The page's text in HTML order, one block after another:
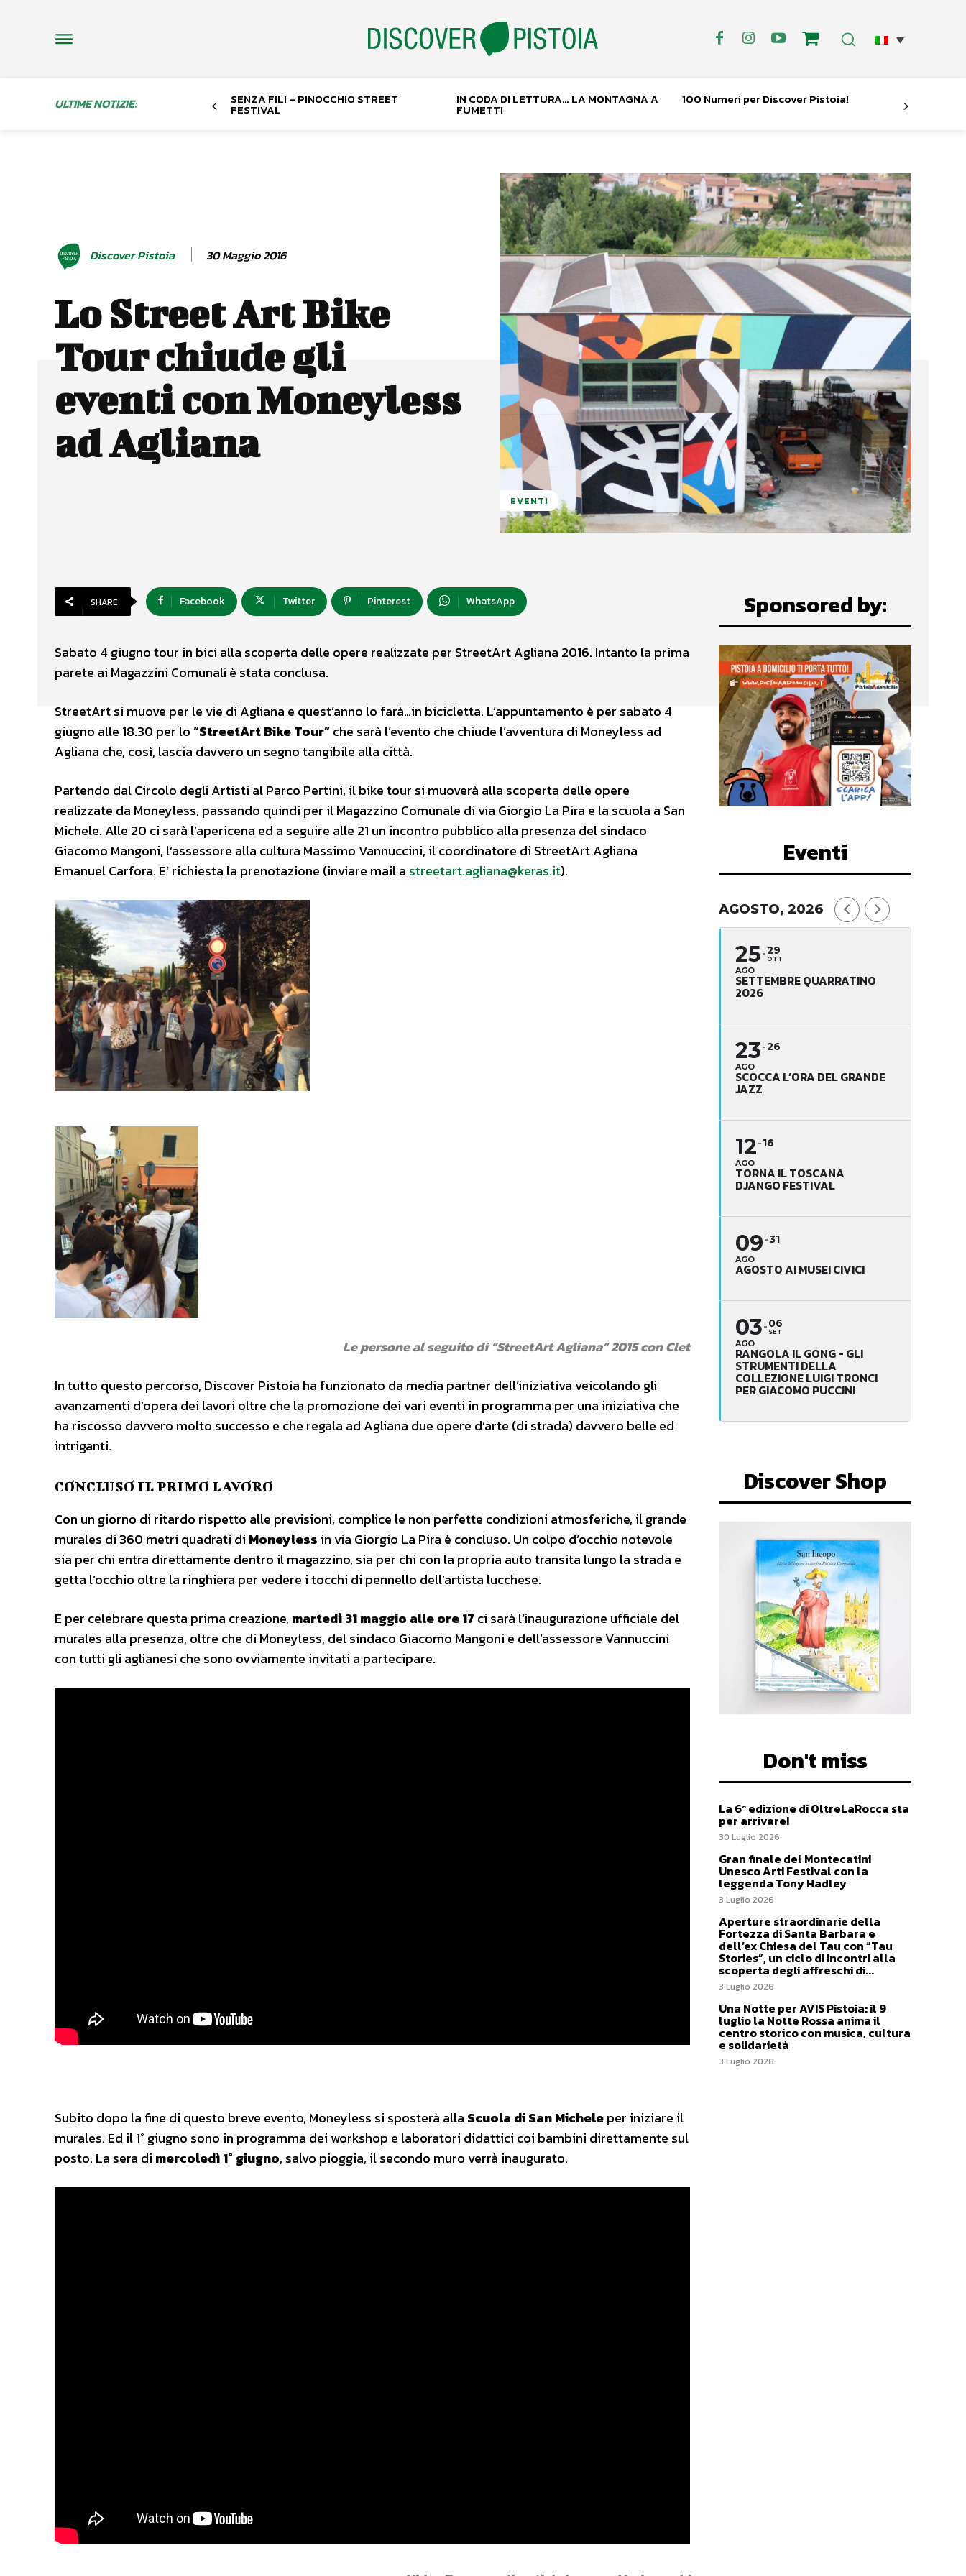
ULTIME NOTIZIE: SENZA FILI – PINOCCHIO STREET
FESTIVAL
IN CODA DI LETTURA… LA MONTAGNA A
FUMETTI
100 Numeri per Discover Pistoia!
Discover Pistoia 30 Maggio 2016
Lo Street Art Bike
Tour chiude gli
eventi con Moneyless
ad Agliana
EVENTI
SHARE Facebook Twitter Pinterest WhatsApp
Sabato 4 giugno tour in bici alla scoperta delle opere realizzate per StreetArt Agliana 2016. Intanto la prima
parete ai Magazzini Comunali è stata conclusa.
StreetArt si muove per le vie di Agliana e quest’anno lo farà…in bicicletta. L’appuntamento è per sabato 4
giugno alle 18.30 per lo“StreetArt Bike Tour”che sarà l’evento che chiude l’avventura di Moneyless ad
Agliana che, così, lascia davvero un segno tangibile alla città.
Partendo dal Circolo degli Artisti al Parco Pertini, il bike tour si muoverà alla scoperta delle opere
realizzate da Moneyless, passando quindi per il Magazzino Comunale di via Giorgio La Pira e la scuola a San
Michele. Alle 20 ci sarà l’apericena ed a seguire alle 21 un incontro pubblico alla presenza del sindaco
Giacomo Mangoni, l’assessore alla cultura Massimo Vannuccini, il coordinatore di StreetArt Agliana
Emanuel Carfora. E’ richiesta la prenotazione (inviare mail a streetart.agliana@keras.it).
Le persone al seguito di “StreetArt Agliana” 2015 con Clet
In tutto questo percorso, Discover Pistoia ha funzionato da media partner dell’iniziativa veicolando gli
avanzamenti d’opera dei lavori oltre che la promozione dei vari eventi in programma per una iniziativa che
ha riscosso davvero molto successo e che regala ad Agliana due opere d’arte (di strada) davvero belle ed
intriganti.
CONCLUSO IL PRIMO LAVORO
Con un giorno di ritardo rispetto alle previsioni, complice le non perfette condizioni atmosferiche, il grande
murales di 360 metri quadrati di Moneyless in via Giorgio La Pira è concluso. Un colpo d’occhio notevole
sia per chi entra direttamente dentro il magazzino, sia per chi con la propria auto transita lungo la strada e
getta l’occhio oltre la ringhiera per vedere i tocchi di pennello dell’artista lucchese.
E per celebrare questa prima creazione, martedì 31 maggio alle ore 17 ci sarà l’inaugurazione ufficiale del
murales alla presenza, oltre che di Moneyless, del sindaco Giacomo Mangoni e dell’assessore Vannuccini
con tutti gli aglianesi che sono ovviamente invitati a partecipare.
Subito dopo la fine di questo breve evento, Moneyless si sposterà alla Scuola di San Micheleper iniziare il
murales. Ed il 1° giugno sono in programma dei workshop e laboratori didattici coi bambini direttamente sul
posto. La sera di mercoledì 1° giugno, salvo pioggia, il secondo muro verrà inaugurato.
Sponsored by:
Eventi
AGOSTO, 2026
25
AGO
29
OTT
SETTEMBRE QUARRATINO
2026
23
AGO
26
SCOCCA L’ORA DEL GRANDE
JAZZ
12
AGO
16
TORNA IL TOSCANA
DJANGO FESTIVAL
09
AGO
31
AGOSTO AI MUSEI CIVICI
03
AGO
06
SET
RANGOLA IL GONG - GLI
STRUMENTI DELLA
COLLEZIONE LUIGI TRONCI
PER GIACOMO PUCCINI
Discover Shop
Don't miss
La 6ª edizione di OltreLaRocca sta
per arrivare!
30 Luglio 2026
Gran finale del Montecatini
Unesco Arti Festival con la
leggenda Tony Hadley
3 Luglio 2026
Aperture straordinarie della
Fortezza di Santa Barbara e
dell’ex Chiesa del Tau con “Tau
Stories”, un ciclo di incontri alla
scoperta degli affreschi di...
3 Luglio 2026
Una Notte per AVIS Pistoia: il 9
luglio la Notte Rossa anima il
centro storico con musica, cultura
e solidarietà
3 Luglio 2026